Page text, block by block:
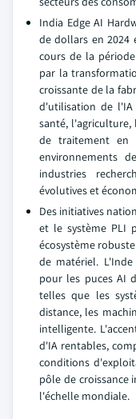
India Edge AI
de dollars en 2024
cours de la
par la
croissante de la
d'utilisation de l'IA
santé, l'agriculture,
de traitement en
environnements
industries
évolutives et
Des initiatives
et le système PLI
écosystème
de matériel.
pour les puces AI
telles que les
distance, les
intelligente.
d'IA rentables,
conditions
pôle de croissance
l'échelle mondiale.